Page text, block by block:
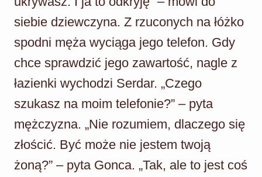
siebie dziewczyna. Z rzuconych na łóżko
spodni męża wyciąga jego telefon. Gdy
chce sprawdzić jego zawartość, nagle z
łazienki wychodzi Serdar. „Czego
szukasz na moim telefonie?” – pyta
mężczyzna. „Nie rozumiem, dlaczego się
złościć. Być może nie jestem twoją
żoną?” – pyta Gonca. „Tak, ale to jest coś